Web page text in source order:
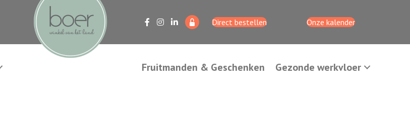
Direct bestellen Onze kalender
Fruitmanden & Geschenken Gezonde werkvloer